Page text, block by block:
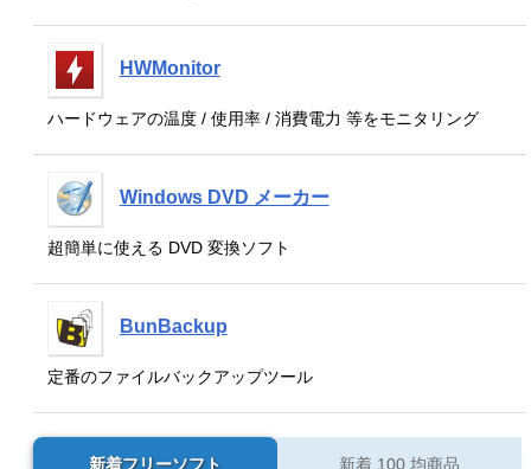
HWMonitor
ハードウェアの温度 / 使用率 / 消費電力 等をモニタリング
Windows DVD メーカー
超簡単に使える DVD 変換ソフト
BunBackup
定番のファイルバックアップツール
新着フリーソフト 新着 100 均商品